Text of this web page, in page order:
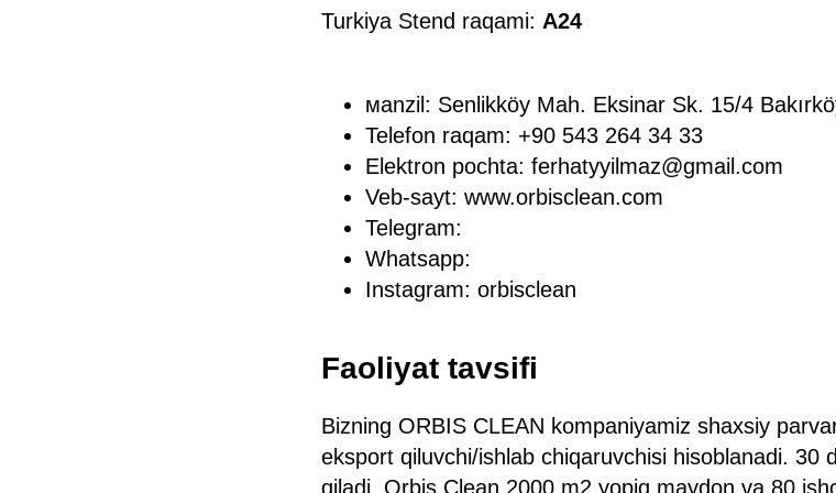
Turkiya Stend raqami: A24
мanzil: Senlikköy Mah. Eksinar Sk. 15/4
Telefon raqam: +90 543 264 34 33
Elektron pochta: ferhatyyilmaz@gmail.com
Veb-sayt: www.orbisclean.com
Telegram:
Whatsapp:
Instagram: orbisclean
Faoliyat tavsifi
Bizning ORBIS CLEAN kompaniyamiz shaxsiy
eksport qiluvchi/ishlab chiqaruvchisi hisoblanadi. 30
qiladi. Orbis Clean 2000 m2 yopiq maydon va 80